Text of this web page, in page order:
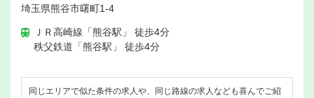
埼玉県熊谷市曙町1-4
ＪＲ高崎線「熊谷駅」 徒歩4分
秩父鉄道「熊谷駅」 徒歩4分
同じエリアで似た条件の求人や、同じ路線の求人なども喜んでご紹